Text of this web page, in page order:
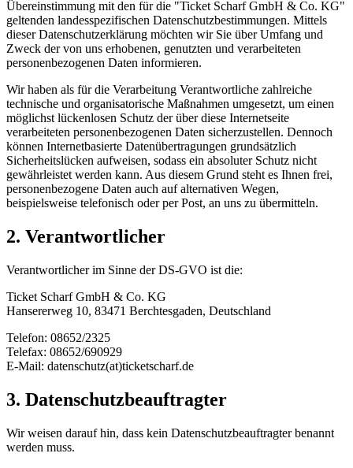
Übereinstimmung mit den für die "Ticket Scharf GmbH & Co. KG"
geltenden landesspezifischen Datenschutzbestimmungen. Mittels
dieser Datenschutzerklärung möchten wir Sie über Umfang und
Zweck der von uns erhobenen, genutzten und verarbeiteten
personenbezogenen Daten informieren.
Wir haben als für die Verarbeitung Verantwortliche zahlreiche
technische und organisatorische Maßnahmen umgesetzt, um einen
möglichst lückenlosen Schutz der über diese Internetseite
verarbeiteten personenbezogenen Daten sicherzustellen. Dennoch
können Internetbasierte Datenübertragungen grundsätzlich
Sicherheitslücken aufweisen, sodass ein absoluter Schutz nicht
gewährleistet werden kann. Aus diesem Grund steht es Ihnen frei,
personenbezogene Daten auch auf alternativen Wegen,
beispielsweise telefonisch oder per Post, an uns zu übermitteln.
2. Verantwortlicher
Verantwortlicher im Sinne der DS-GVO ist die:
Ticket Scharf GmbH & Co. KG
Hansererweg 10, 83471 Berchtesgaden, Deutschland
Telefon: 08652/2325
Telefax: 08652/690929
E-Mail: datenschutz(at)ticketscharf.de
3. Datenschutzbeauftragter
Wir weisen darauf hin, dass kein Datenschutzbeauftragter benannt
werden muss.